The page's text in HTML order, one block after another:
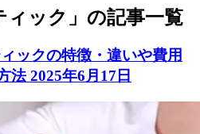
ィック」の記事一覧
ックの特徴・違いや費用
法2025年6月17日